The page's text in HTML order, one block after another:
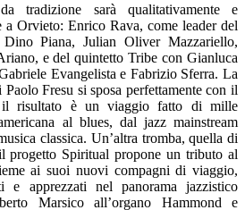
tradizione sarà qualitativamente e
a Orvieto: Enrico Rava, come leader del
Dino Piana, Julian Oliver Mazzariello,
e del quintetto Tribe con Gianluca
Evangelista e Fabrizio Sferra. La
Fresu si sposa perfettamente con il
risultato è un viaggio fatto di mille
al blues, dal jazz mainstream
classica. Un’altra tromba, quella di
progetto Spiritual propone un tributo al
ai suoi nuovi compagni di viaggio,
e apprezzati nel panorama jazzistico
Marsico all’organo Hammond e